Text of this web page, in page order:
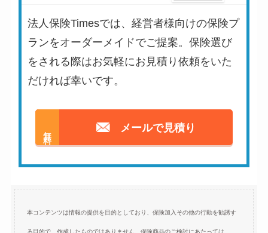
法人保険Timesでは、経営者様向けの保険プ
ランをオーダーメイドでご提案。保険選び
をされる際はお気軽にお見積り依頼をいた
だければ幸いです。
メールで見積り
本コンテンツは情報の提供を目的としており、保険加入その他の行動を勧誘す
る目的で、作成したものではありません。保険商品のご検討にあたっては、